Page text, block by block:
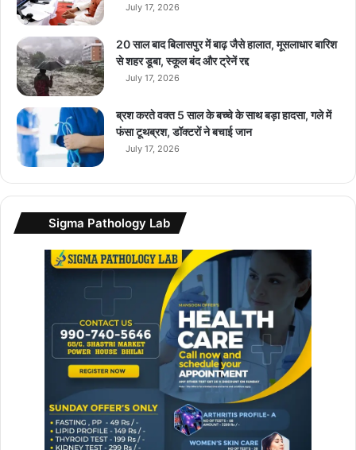
P
o
5
G
औ
स
ब
से
फा
ती
July 17, 2026
20 साल बाद बिलासपुर में बाढ़ जैसे हालात, मूसलाधार बारिश
से शहर डूबा, स्कूल बंद और ट्रेनें रद्द
July 17, 2026
ब्रश करते वक्त 5 साल के बच्चे के साथ बड़ा हादसा, गले में
फंसा टूथब्रश, डॉक्टरों ने बचाई जान
July 17, 2026
Sigma Pathology Lab